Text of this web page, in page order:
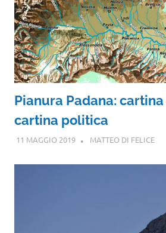
Pianura Padana:
cartina politica
11 MAGGIO 2019 MATTEO DI FELICE